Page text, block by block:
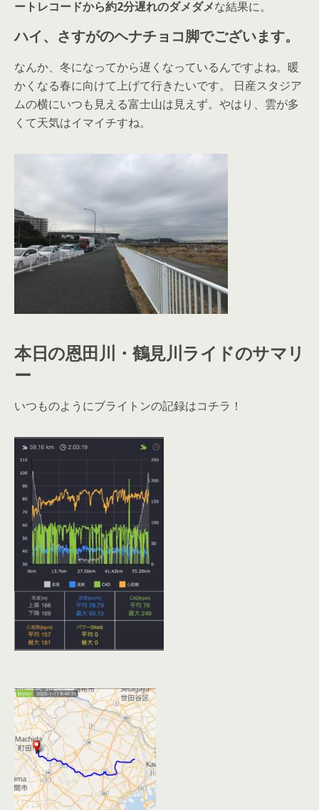
ートレコードから約2分遅れのダメダメな結果に。
ハイ、さすがのヘナチョコ脚でございます。
なんか、冬になってから遅くなっているんですよね。暖
かくなる春に向けて上げて行きたいです。 日産スタジア
ムの横にいつも見える富士山は見えず。やはり、雲が多
くて天気はイマイチすね。
本日の恩田川・鶴見川ライドのサマリ
ー
いつものようにブライトンの記録はコチラ！